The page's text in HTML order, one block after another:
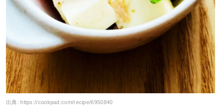
出典:https://cookpad.com/recipe/6950840